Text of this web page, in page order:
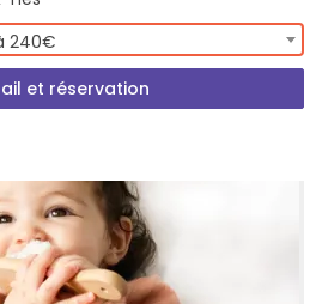
240€
et réservation